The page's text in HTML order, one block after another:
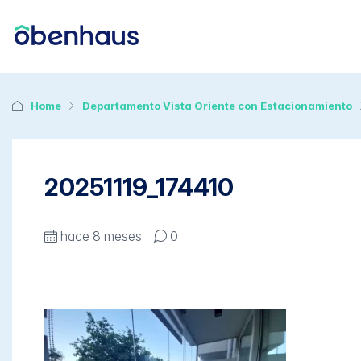
Home Departamento Vista Oriente con Estacionamiento
20251119_174410
hace 8 meses 0